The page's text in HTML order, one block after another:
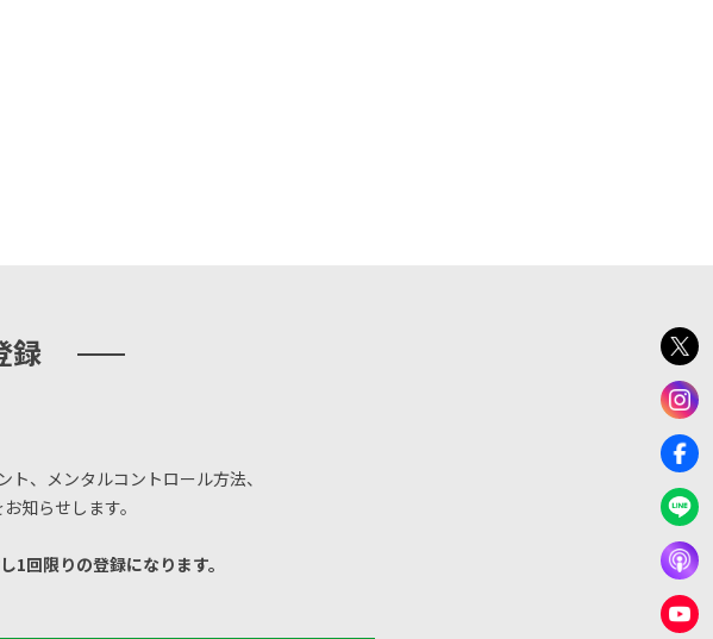
録
、メンタルコントロール方法、
知らせします。
回限りの登録になります。